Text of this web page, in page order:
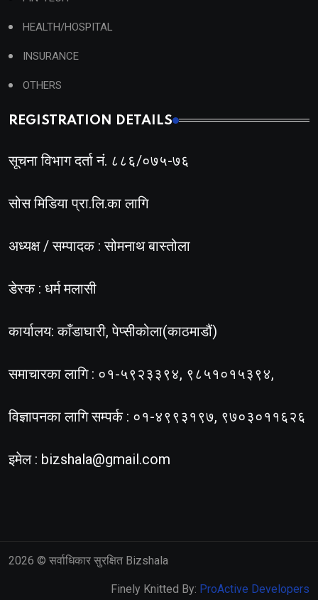
HEALTH/HOSPITAL
INSURANCE
OTHERS
REGISTRATION DETAILS
सूचना विभाग दर्ता नं. ८८६/०७५-७६
सोस मिडिया प्रा.लि.का लागि
अध्यक्ष / सम्पादक : सोमनाथ बास्तोला
डेस्क : धर्म मलासी
कार्यालय: काँडाघारी, पेप्सीकोला(काठमाडौं)
समाचारका लागि : ०१-५९२३३९४, ९८५१०१५३९४,
विज्ञापनका लागि सम्पर्क : ०१-४९९३१९७, ९७०३०११६२६
इमेल : bizshala@gmail.com
2026 © सर्वाधिकार सुरक्षित Bizshala
Finely Knitted By: ProActive Developers